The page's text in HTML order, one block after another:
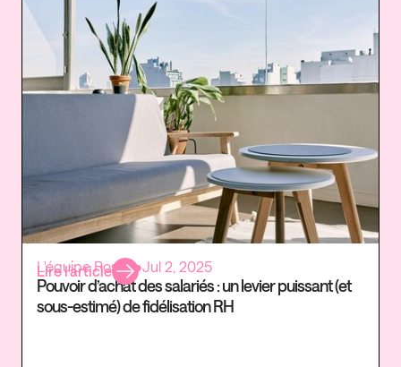
L'équipe Rosaly•Jul 2, 2025
Pouvoir d’achat des salariés : un levier puissant (et
sous-estimé) de fidélisation RH
Lire l’article